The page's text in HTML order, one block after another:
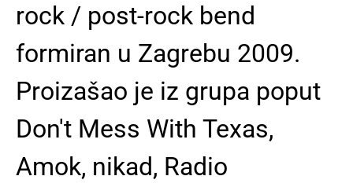
rock / post-rock bend
formiran u Zagrebu 2009.
Proizašao je iz grupa poput
Don't Mess With Texas,
Amok, nikad, Radio